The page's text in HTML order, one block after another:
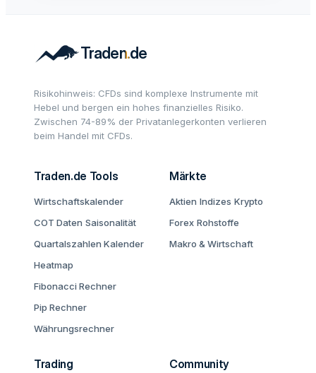
Risikohinweis: CFDs sind komplexe Instrumente mit
Hebel und bergen ein hohes finanzielles Risiko.
Zwischen 74-89% der Privatanlegerkonten verlieren
beim Handel mit CFDs.
Traden.de Tools
Wirtschaftskalender
COT Daten Saisonalität
Quartalszahlen Kalender
Heatmap
Fibonacci Rechner
Pip Rechner
Währungsrechner
Märkte
Aktien Indizes Krypto
Forex Rohstoffe
Makro & Wirtschaft
Trading Community